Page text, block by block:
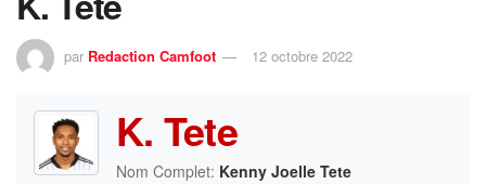
par Redaction Camfoot 12 octobre 2022
K. Tete
Nom Complet: Kenny Joelle Tete